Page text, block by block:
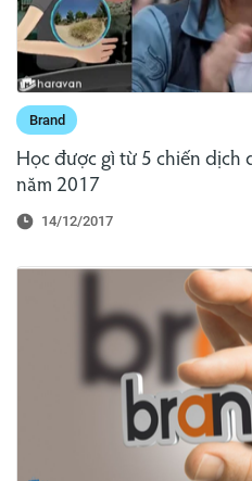
Brand
Học được gì từ 5 chiến dịch
năm 2017
14/12/2017